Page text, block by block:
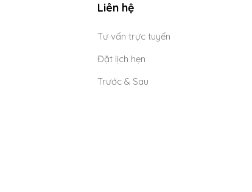
Liên hệ
Tư vấn trực tuyến
Đặt lịch hẹn
Trước & Sau